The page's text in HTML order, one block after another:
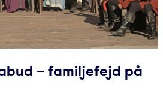
– familjefejd på